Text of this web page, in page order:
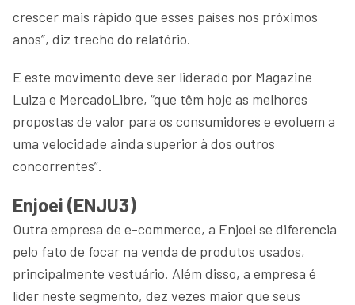
crescer mais rápido que esses países nos próximos
anos”, diz trecho do relatório.
E este movimento deve ser liderado por Magazine
Luiza e MercadoLibre, “que têm hoje as melhores
propostas de valor para os consumidores e evoluem a
uma velocidade ainda superior à dos outros
concorrentes”.
Enjoei (ENJU3)
Outra empresa de e-commerce, a Enjoei se diferencia
pelo fato de focar na venda de produtos usados,
principalmente vestuário. Além disso, a empresa é
líder neste segmento, dez vezes maior que seus